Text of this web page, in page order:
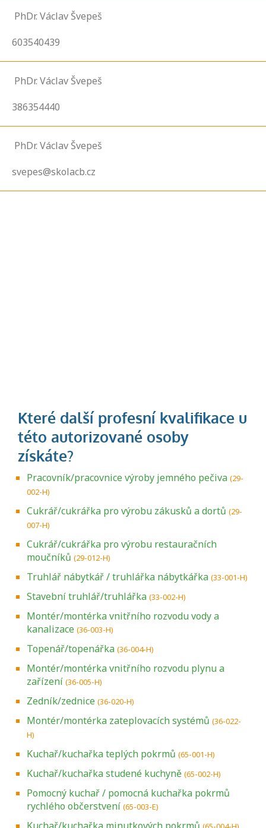
PhDr. Václav Švepeš
603540439
PhDr. Václav Švepeš
386354440
PhDr. Václav Švepeš
svepes@skolacb.cz
Pracovník/pracovnice výroby jemného pečiva (29-
002-H)
Cukrář/cukrářka pro výrobu zákusků a dortů (29-
007-H)
Cukrář/cukrářka pro výrobu restauračních
moučníků (29-012-H)
Truhlář nábytkář / truhlářka nábytkářka (33-001-H)
Stavební truhlář/truhlářka (33-002-H)
Montér/montérka vnitřního rozvodu vody a
kanalizace (36-003-H)
Topenář/topenářka (36-004-H)
Montér/montérka vnitřního rozvodu plynu a
zařízení (36-005-H)
Zedník/zednice (36-020-H)
Montér/montérka zateplovacích systémů (36-022-
H)
Kuchař/kuchařka teplých pokrmů (65-001-H)
Kuchař/kuchařka studené kuchyně (65-002-H)
Pomocný kuchař / pomocná kuchařka pokrmů
rychlého občerstvení (65-003-E)
Kuchař/kuchařka minutkových pokrmů